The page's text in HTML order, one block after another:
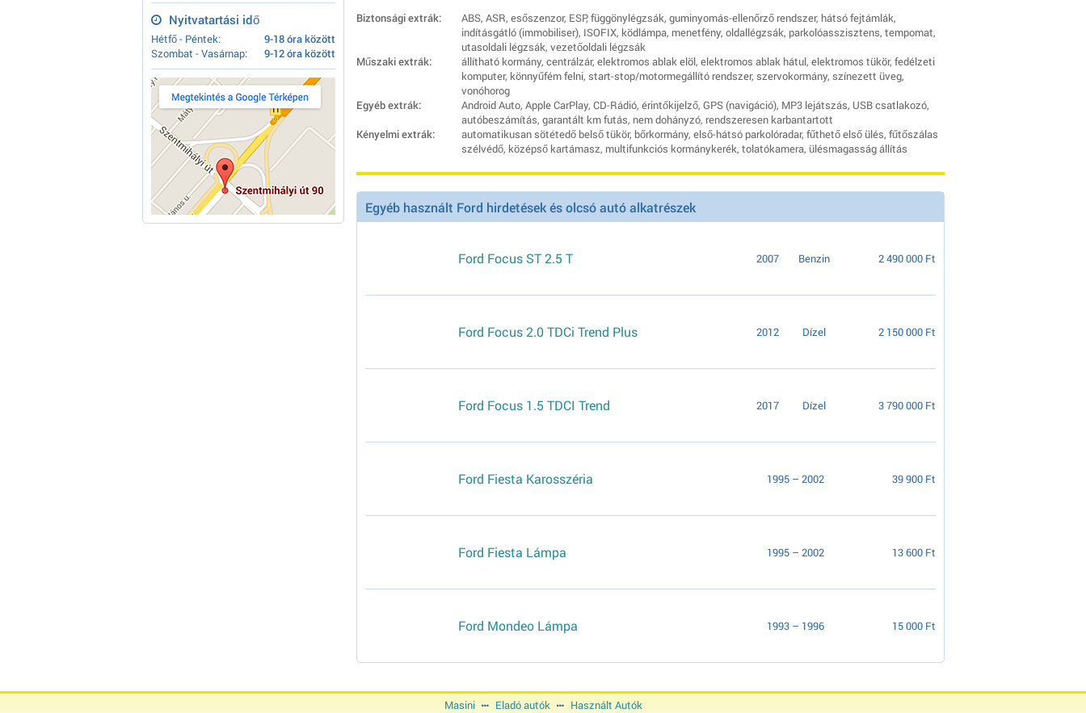
Nyitvatartási idő
Hétfő - Péntek:
9-18 óra között
Szombat - Vasárnap:
9-12 óra között
Biztonsági extrák:
ABS, ASR, esőszenzor, ESP, függönylégzsák, guminyomás-ellenőrző rendszer, hátsó fejtámlák,
indításgátló (immobiliser), ISOFIX, ködlámpa, menetfény, oldallégzsák, parkolóasszisztens, tempomat,
utasoldali légzsák, vezetőoldali légzsák
Műszaki extrák:
állítható kormány, centrálzár, elektromos ablak elöl, elektromos ablak hátul, elektromos tükör, fedélzeti
komputer, könnyűfém felni, start-stop/motormegállító rendszer, szervokormány, színezett üveg,
vonóhorog
Egyéb extrák:
Android Auto, Apple CarPlay, CD-Rádió, érintőkijelző, GPS (navigáció), MP3 lejátszás, USB csatlakozó,
autóbeszámítás, garantált km futás, nem dohányzó, rendszeresen karbantartott
Kényelmi extrák:
automatikusan sötétedő belső tükör, bőrkormány, első-hátsó parkolóradar, fűthető első ülés, fűtőszálas
szélvédő, középső kartámasz, multifunkciós kormánykerék, tolatókamera, ülésmagasság állítás
Egyéb használt Ford hirdetések és olcsó autó alkatrészek
Ford Focus ST 2.5 T 2007 Benzin 2 490 000 Ft
Ford Focus 2.0 TDCi Trend Plus 2012 Dízel 2 150 000 Ft
Ford Focus 1.5 TDCI Trend 2017 Dízel 3 790 000 Ft
Ford Fiesta Karosszéria 1995 – 2002 39 900 Ft
Ford Fiesta Lámpa 1995 – 2002 13 600 Ft
Ford Mondeo Lámpa 1993 – 1996 15 000 Ft
Masini Eladó autók
Használt Autók